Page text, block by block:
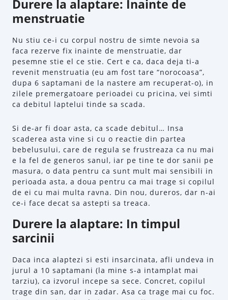
Durere la alaptare: Inainte de
menstruatie
Nu stiu ce-i cu corpul nostru de simte nevoia sa
faca rezerve fix inainte de menstruatie, dar
pesemne stie el ce stie. Cert e ca, daca deja ti-a
revenit menstruatia (eu am fost tare “norocoasa”,
dupa 6 saptamani de la nastere am recuperat-o), in
zilele premergatoare perioadei cu pricina, vei simti
ca debitul laptelui tinde sa scada.
Si de-ar fi doar asta, ca scade debitul… Insa
scaderea asta vine si cu o reactie din partea
bebelusului, care de regula se frustreaza ca nu mai
e la fel de generos sanul, iar pe tine te dor sanii pe
masura, o data pentru ca sunt mult mai sensibili in
perioada asta, a doua pentru ca mai trage si copilul
de ei cu mai multa ravna. Din nou, dureros, dar n-ai
ce-i face decat sa astepti sa treaca.
Durere la alaptare: In timpul
sarcinii
Daca inca alaptezi si esti insarcinata, afli undeva in
jurul a 10 saptamani (la mine s-a intamplat mai
tarziu), ca izvorul incepe sa sece. Concret, copilul
trage din san, dar in zadar. Asa ca trage mai cu foc.